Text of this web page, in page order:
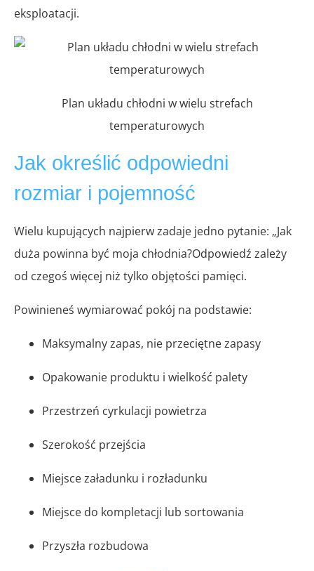
eksploatacji.
Plan układu chłodni w wielu strefach
temperaturowych
Jak określić odpowiedni
rozmiar i pojemność
Wielu kupujących najpierw zadaje jedno pytanie: „Jak
duża powinna być moja chłodnia?Odpowiedź zależy
od czegoś więcej niż tylko objętości pamięci.
Powinieneś wymiarować pokój na podstawie:
Maksymalny zapas, nie przeciętne zapasy
Opakowanie produktu i wielkość palety
Przestrzeń cyrkulacji powietrza
Szerokość przejścia
Miejsce załadunku i rozładunku
Miejsce do kompletacji lub sortowania
Przyszła rozbudowa